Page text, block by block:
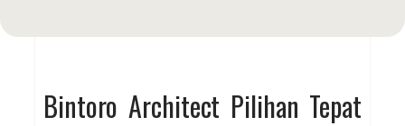
Bintoro Architect Pilihan Tepat